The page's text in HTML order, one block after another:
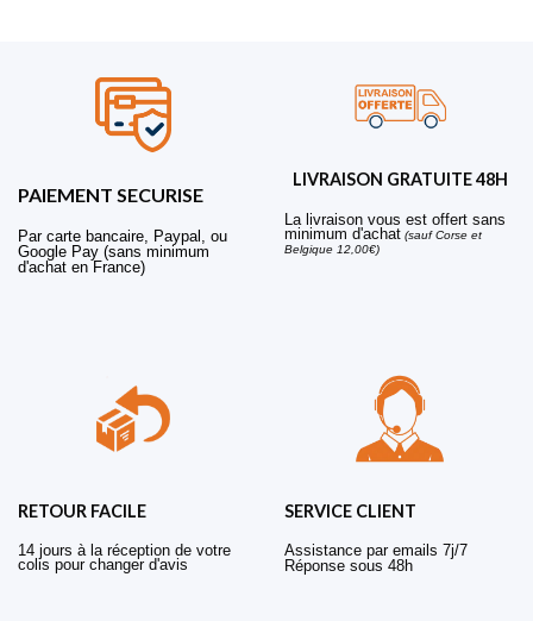
PAIEMENT SECURISE
Par carte bancaire, Paypal, ou
Google Pay (sans minimum
d'achat en France)
LIVRAISON GRATUITE 48H
La livraison vous est offert sans
minimum d'achat (sauf Corse et
Belgique 12,00€)
RETOUR FACILE
14 jours à la réception de votre
colis pour changer d'avis
SERVICE CLIENT
Assistance par emails 7j/7
Réponse sous 48h